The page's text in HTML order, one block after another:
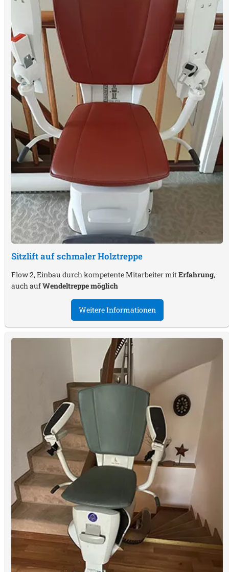
Sitzlift auf schmaler Holztreppe
Flow 2, Einbau durch kompetente Mitarbeiter mitErfahrung,
auch aufWendeltreppe möglich
Weitere Informationen